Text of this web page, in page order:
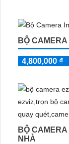
BỘ
4,800,000 ₫
BỘ
NHÀ